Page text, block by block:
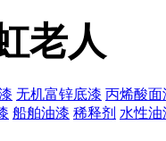
老人
无机富锌底漆 丙烯酸面
船舶油漆 稀释剂 水性油